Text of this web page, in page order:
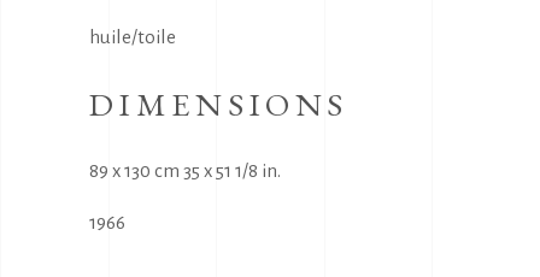
huile/toile
DIMENSIONS
89 x 130 cm 35 x 51 1/8 in.
1966